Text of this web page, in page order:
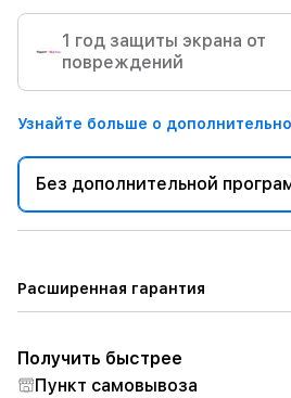
1 год защиты экрана от
повреждений
Узнайте больше о
Без дополнительной
Расширенная гарантия
Получить быстрее
Пункт самовывоза